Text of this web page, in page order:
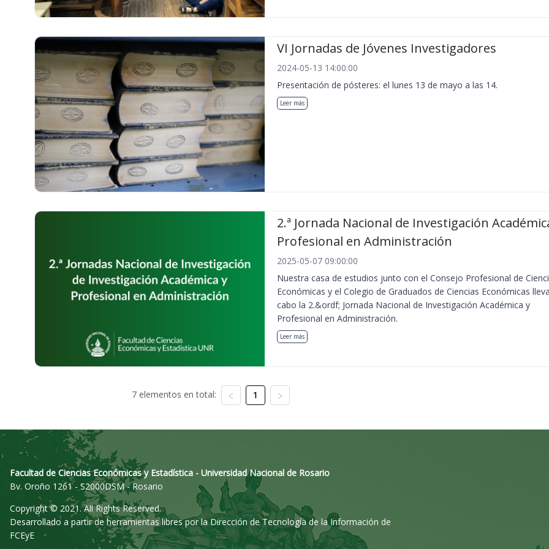
VI Jornadas de Jóvenes Investigadores
2024-05-13 14:00:00
Presentación de pósteres: el lunes 13 de mayo a las 14.
Leer más
2.ª Jornada Nacional de Investigación
Profesional en Administración
2025-05-07 09:00:00
Nuestra casa de estudios junto con el Consejo Profesional de
Económicas y el Colegio de Graduados de Ciencias Económicas
cabo la 2.&ordf; Jornada Nacional de Investigación Académica y
Profesional en Administración.
Leer más
7 elementos en total: 1
Facultad de Ciencias Económicas y Estadística - Universidad Nacional de Rosario
Bv. Oroño 1261 - S2000DSM - Rosario
Copyright © 2021. All Rights Reserved.
Desarrollado a partir de herramientas libres por la Dirección de Tecnología de la Información de
FCEyE